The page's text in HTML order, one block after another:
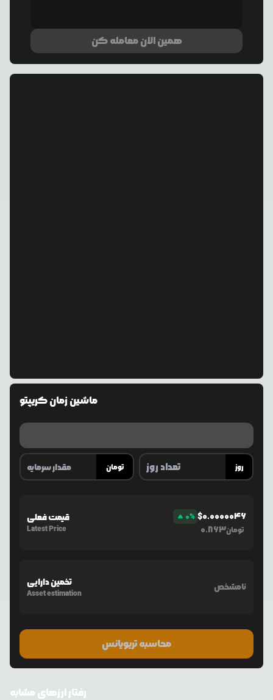
همین الان معامله کن
ماشین زمان کریپتو
تومان روز
قیمت فعلی
Latest Price
0% $0.0000046
0.863تومان
تخمین دارایی
Asset estimation
نامشخص
محاسبه تریویانس
رفتار ارزهای مشابه